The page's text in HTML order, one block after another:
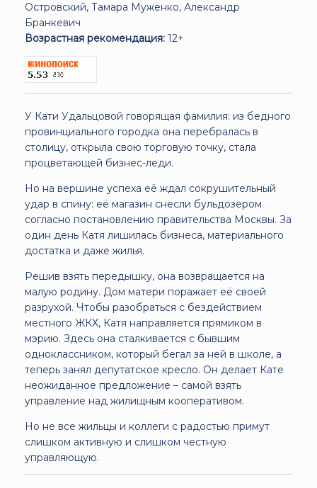
Островский, Тамара Муженко, Александр
Бранкевич
Возрастная рекомендация: 12+
У Кати Удальцовой говорящая фамилия: из бедного
провинциального городка она перебралась в
столицу, открыла свою торговую точку, стала
процветающей бизнес-леди.
Но на вершине успеха её ждал сокрушительный
удар в спину: её магазин снесли бульдозером
согласно постановлению правительства Москвы. За
один день Катя лишилась бизнеса, материального
достатка и даже жилья.
Решив взять передышку, она возвращается на
малую родину. Дом матери поражает её своей
разрухой. Чтобы разобраться с бездействием
местного ЖКХ, Катя направляется прямиком в
мэрию. Здесь она сталкивается с бывшим
одноклассником, который бегал за ней в школе, а
теперь занял депутатское кресло. Он делает Кате
неожиданное предложение – самой взять
управление над жилищным кооперативом.
Но не все жильцы и коллеги с радостью примут
слишком активную и слишком честную
управляющую.